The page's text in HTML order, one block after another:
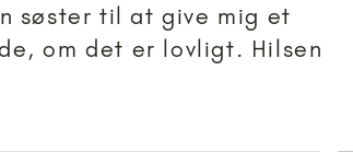
søster til at give mig et
om det er lovligt. Hilsen